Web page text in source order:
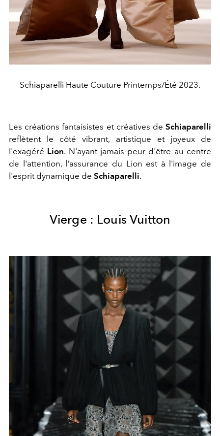
Schiaparelli Haute Couture Printemps/Été 2023.
Les créations fantaisistes et créatives de Schiaparelli
reflètent le côté vibrant, artistique et joyeux de
l'exagéré Lion. N'ayant jamais peur d'être au centre
de l'attention, l'assurance du Lion est à l'image de
l'esprit dynamique de Schiaparelli.
Vierge : Louis Vuitton